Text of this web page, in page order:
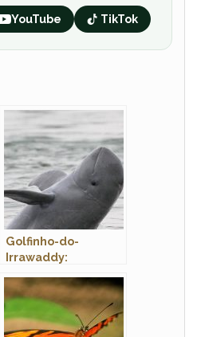
YouTube TikTok
Golfinho-do-
Irrawaddy:
Nome Cientifico e
Fotos